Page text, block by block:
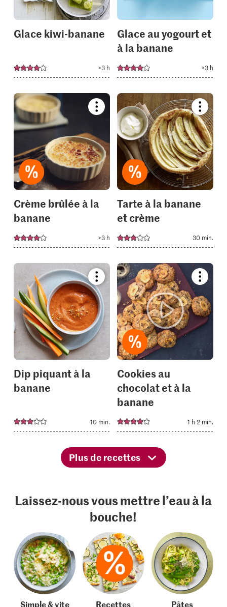
Glace kiwi-banane
>3 h
Glace au yogourt et
à la banane
>3 h
Bookmark
it
to
your
collections.
Crème brûlée à la
banane
>3 h
recipe
or
add
it
to
your
Tarte à la banane
et crème
30 min.
Bookmark
recipe
or
add
it
to
your
collections.
Dip piquant à la
banane
10 min.
recipe
or
add
it
to
your
Cookies au
chocolat et à la
banane
1 h 2 min.
Plus de recettes
Laissez-nous vous mettre l’eau à la
bouche!
Simple & vite
Recettes
Pâtes